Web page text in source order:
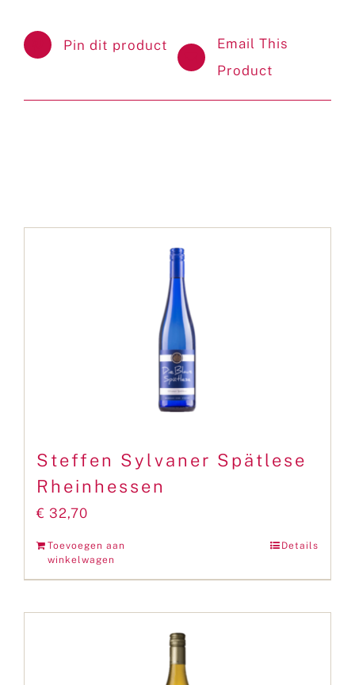
Pin dit product
Email This
Product
Steffen Sylvaner Spätlese
Rheinhessen
€ 32,70
Toevoegen aan
winkelwagen
Details